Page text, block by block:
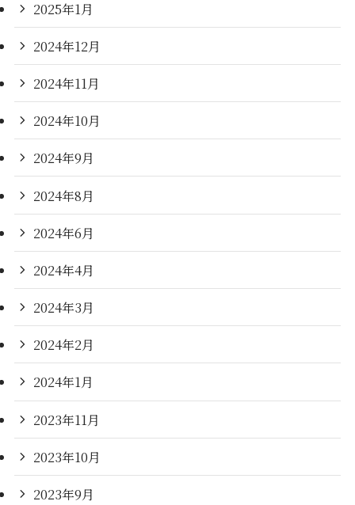
2025年1月
2024年12月
2024年11月
2024年10月
2024年9月
2024年8月
2024年6月
2024年4月
2024年3月
2024年2月
2024年1月
2023年11月
2023年10月
2023年9月